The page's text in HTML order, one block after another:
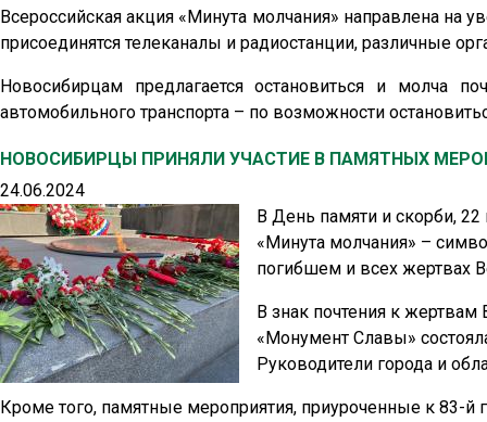
Всероссийская акция «Минута молчания» направлена
присоединятся телеканалы и радиостанции, различные
Новосибирцам предлагается остановиться и молча
автомобильного транспорта – по возможности
НОВОСИБИРЦЫ ПРИНЯЛИ УЧАСТИЕ В ПАМЯТНЫХ
24.06.2024
В День памяти и скорби,
«Минута молчания» –
погибшем и всех жертвах
В знак почтения к
«Монумент Славы»
Руководители города и
Кроме того, памятные мероприятия, приуроченные к 83-